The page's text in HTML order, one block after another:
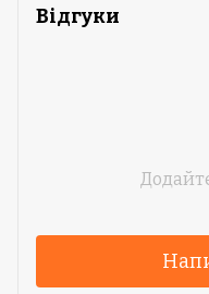
Відгуки